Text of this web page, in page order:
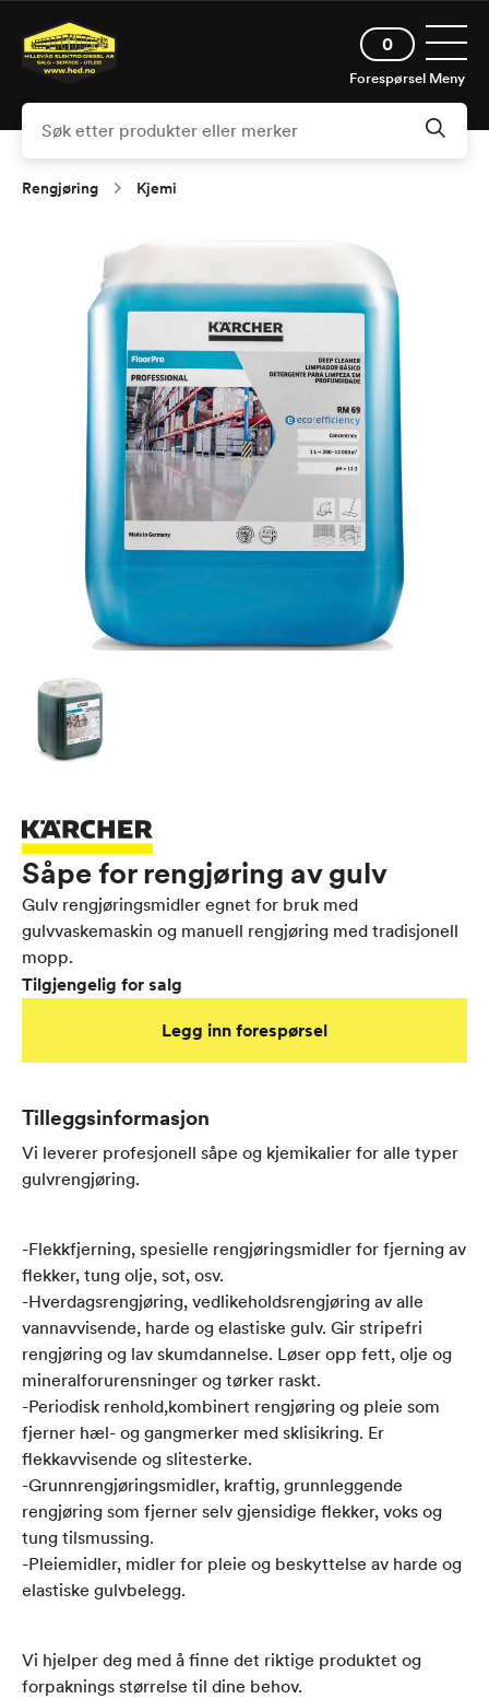
hovedinnhold
0
Forespørsel Meny
Rengjøring Kjemi
Såpe for rengjøring av gulv
Gulv rengjøringsmidler egnet for bruk med
gulvvaskemaskin og manuell rengjøring med tradisjonell
mopp.
Tilgjengelig for salg
Legg inn forespørsel
Tilleggsinformasjon
Vi leverer profesjonell såpe og kjemikalier for alle typer
gulvrengjøring.
-Flekkfjerning, spesielle rengjøringsmidler for fjerning av
flekker, tung olje, sot, osv.
-Hverdagsrengjøring, vedlikeholdsrengjøring av alle
vannavvisende, harde og elastiske gulv. Gir stripefri
rengjøring og lav skumdannelse. Løser opp fett, olje og
mineralforurensninger og tørker raskt.
-Periodisk renhold,kombinert rengjøring og pleie som
fjerner hæl- og gangmerker med sklisikring. Er
flekkavvisende og slitesterke.
-Grunnrengjøringsmidler, kraftig, grunnleggende
rengjøring som fjerner selv gjensidige flekker, voks og
tung tilsmussing.
-Pleiemidler, midler for pleie og beskyttelse av harde og
elastiske gulvbelegg.
Vi hjelper deg med å finne det riktige produktet og
forpaknings størrelse til dine behov.